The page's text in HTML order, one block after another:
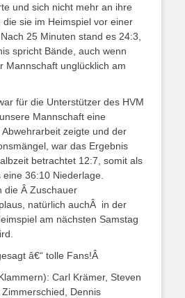
und sich nicht mehr an ihre
sie im Heimspiel vor einer
25 Minuten stand es 24:3,
spricht Bände, auch wenn
Mannschaft unglücklich am
für die Unterstützer des HVM
Mannschaft eine
zeigte und der
war das Ergebnis
betrachtet 12:7, somit als
36:10 Niederlage.
die Â Zuschauer
natürlich auchÂ in der
am nächsten Samstag
â€“ tolle Fans!Â
Carl Krämer, Steven
Dennis